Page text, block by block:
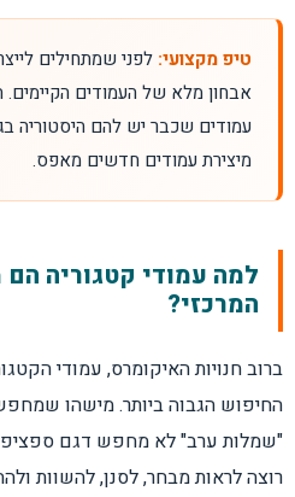
טיפ מקצועי: לפני שמתחילים
אבחון מלא של העמודים
עמודים שכבר יש להם היסטוריה
מיצירת עמודים חדשים מאפס.
למה עמודי קטגוריה הם
המרכזי?
ברוב חנויות האיקומרס, עמודי
החיפוש הגבוה ביותר. מישהו
"שמלות ערב" לא מחפש דגם
רוצה לראות מבחר, לסנן, להשוות